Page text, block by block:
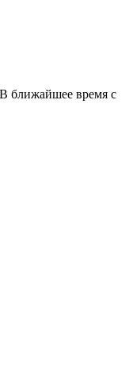
ближайшее время с